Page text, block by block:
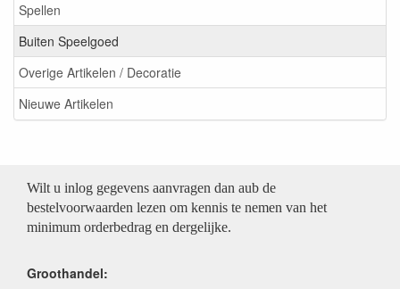
Spellen
Buiten Speelgoed
Overige Artikelen / Decoratie
Nieuwe Artikelen
Wilt u inlog gegevens aanvragen dan aub de
bestelvoorwaarden lezen om kennis te nemen van het
minimum orderbedrag en dergelijke.
Groothandel: